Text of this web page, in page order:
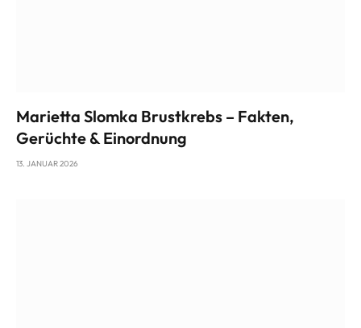
Marietta Slomka Brustkrebs – Fakten,
Gerüchte & Einordnung
13. JANUAR 2026